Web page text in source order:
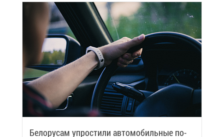
Бе­ло­ру­сам упро­сти­ли ав­то­мо­биль­ные по­